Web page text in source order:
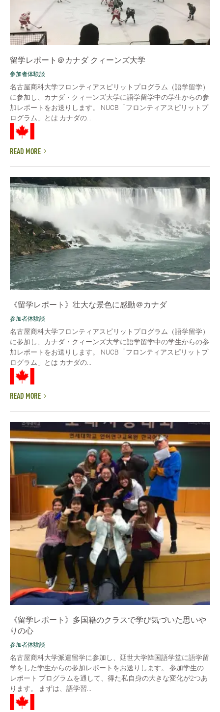
留学レポート＠カナダ クィーンズ大学
参加者体験談
名古屋商科大学フロンティアスピリットプログラム（語学留学）
に参加し、カナダ・クィーンズ大学に語学留学中の学生からの参
加レポートをお送りします。 NUCB「フロンティアスピリットプ
ログラム」とは カナダの...
READ MORE
《留学レポート》壮大な景色に感動＠カナダ
参加者体験談
名古屋商科大学フロンティアスピリットプログラム（語学留学）
に参加し、カナダ・クィーンズ大学に語学留学中の学生からの参
加レポートをお送りします。 NUCB「フロンティアスピリットプ
ログラム」とは カナダの...
READ MORE
《留学レポート》多国籍のクラスで学び気づいた思いや
りの心
参加者体験談
名古屋商科大学派遣留学に参加し、延世大学韓国語学堂に語学留
学をした学生からの参加レポートをお送りします。 参加学生の
レポート プログラムを通して、得た私自身の大きな変化が2つあ
ります。 まずは、語学習...